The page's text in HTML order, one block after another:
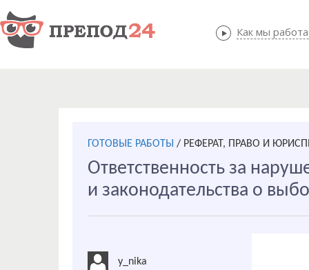
Как мы
Как мы
ГОТОВЫЕ РАБОТЫ / РЕФЕРАТ, ПРАВО И
Ответственность за
и законодательства о
y_nika